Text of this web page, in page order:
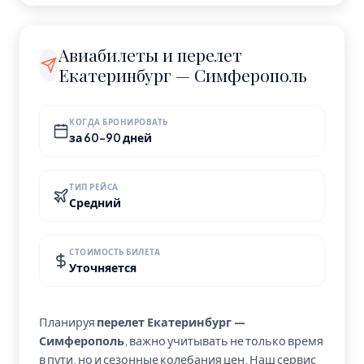
Авиабилеты и перелет
Екатеринбург — Симферополь
КОГДА БРОНИРОВАТЬ
за 60-90 дней
ТИП РЕЙСА
Средний
СТОИМОСТЬ БИЛЕТА
Уточняется
Планируя перелет Екатеринбург —
Симферополь , важно учитывать не только время
в пути, но и сезонные колебания цен. Наш сервис